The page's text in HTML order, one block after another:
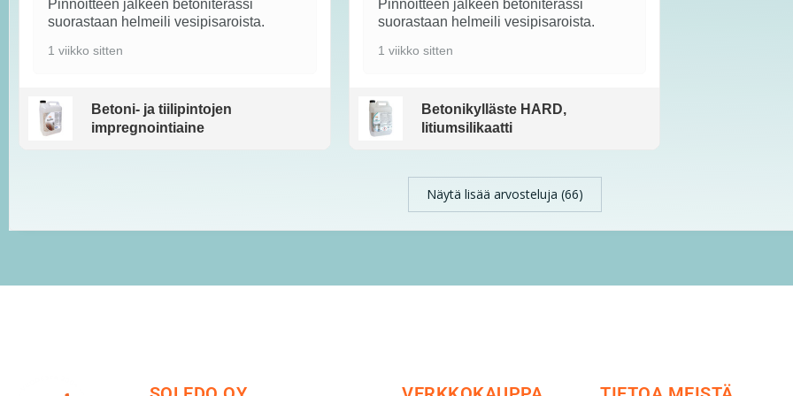
Pinnoitteen jälkeen betoniterassi
suorastaan helmeili vesipisaroista.
1 viikko sitten
Betoni- ja tiilipintojen
impregnointiaine
Pinnoitteen jälkeen betoniterassi
suorastaan helmeili vesipisaroista.
1 viikko sitten
Betonikylläste HARD,
litiumsilikaatti
Näytä lisää arvosteluja (66)